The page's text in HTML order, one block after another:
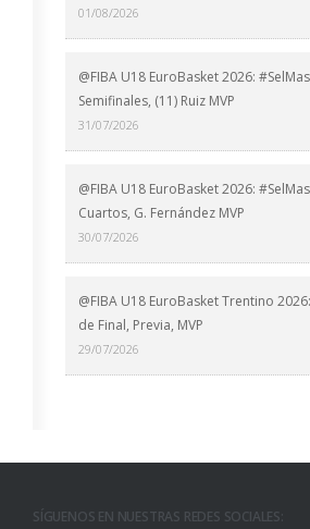
01/08/2026
@FIBA U18 EuroBasket 2026:
Semifinales, (11) Ruiz MVP
31/07/2026
@FIBA U18 EuroBasket 2026:
Cuartos, G. Fernández MVP
30/07/2026
@FIBA U18 EuroBasket Trentino
de Final, Previa, MVP
29/07/2026
SÍGUENOS EN NUESTRAS REDES SOCIALES: